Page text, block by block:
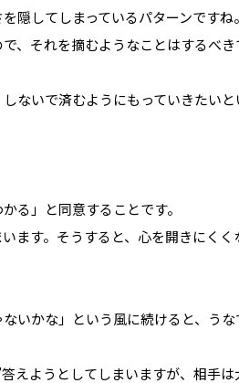
隠してしまっているパターンですね。
、それを摘むようなことはするべき
ないで済むようにもっていきたいと
る」と同意することです。
ます。そうすると、心を開きにく
いかな」という風に続けると、うな
えようとしてしまいますが、相手